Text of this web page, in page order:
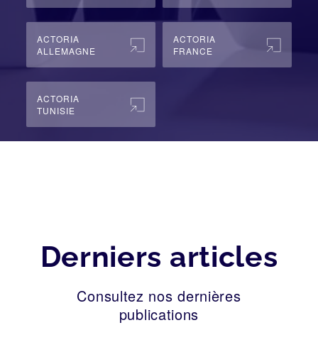
ACTORIA
ALLEMAGNE
ACTORIA
FRANCE
ACTORIA
TUNISIE
Derniers articles
Consultez nos dernières
publications